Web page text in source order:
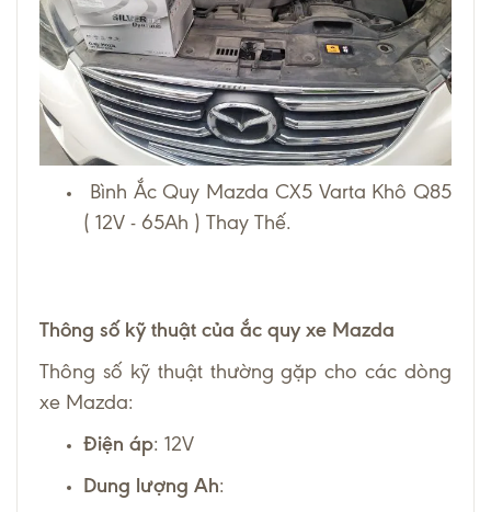
Bình Ắc Quy Mazda CX5 Varta Khô Q85
( 12V - 65Ah ) Thay Thế.
Thông số kỹ thuật của ắc quy xe Mazda
Thông số kỹ thuật thường gặp cho các dòng
xe Mazda:
Điện áp: 12V
Dung lượng Ah: